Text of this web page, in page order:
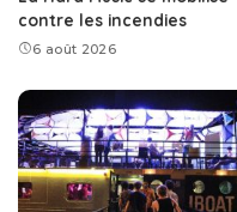
contre les incendies
6 août 2026